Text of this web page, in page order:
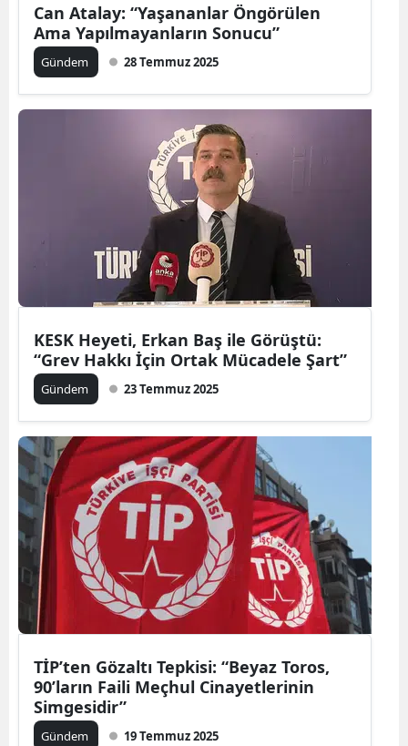
Can Atalay: “Yaşananlar Öngörülen
Ama Yapılmayanların Sonucu”
Gündem 28 Temmuz 2025
KESK Heyeti, Erkan Baş ile Görüştü:
“Grev Hakkı İçin Ortak Mücadele Şart”
Gündem 23 Temmuz 2025
TİP’ten Gözaltı Tepkisi: “Beyaz Toros,
90’ların Faili Meçhul Cinayetlerinin
Simgesidir”
Gündem 19 Temmuz 2025